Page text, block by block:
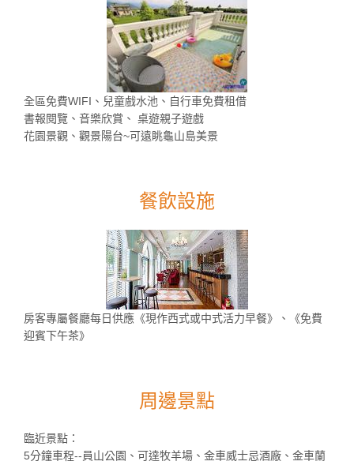
全區免費WIFI、兒童戲水池、自行車免費租借
書報閱覽、音樂欣賞、 桌遊親子遊戲
花園景觀、觀景陽台~可遠眺龜山島美景
餐飲設施
房客專屬餐廳每日供應《現作西式或中式活力早餐》、《免費
迎賓下午茶》
周邊景點
臨近景點：
5分鐘車程--員山公園、可達牧羊場、金車威士忌酒廠、金車蘭